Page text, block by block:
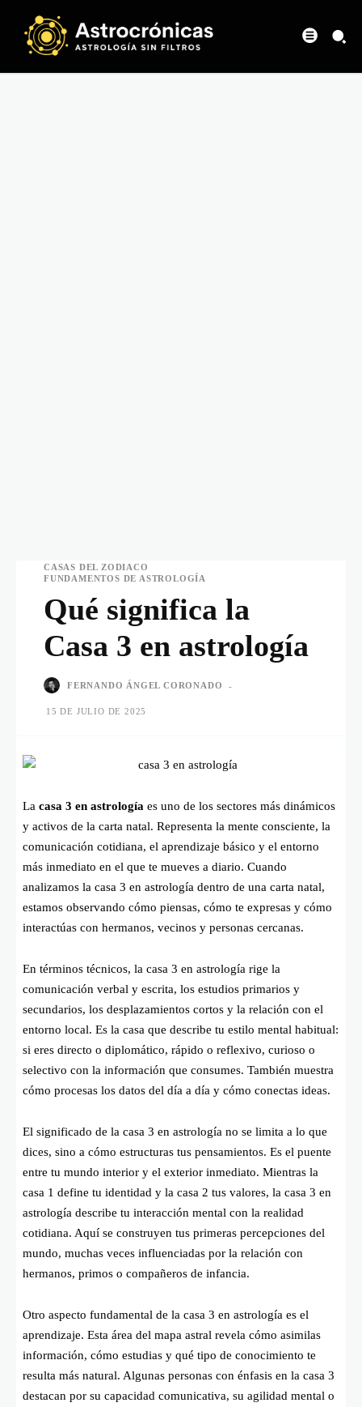
CASAS DEL ZODIACO
FUNDAMENTOS DE ASTROLOGÍA
Qué significa la
Casa 3 en astrología
FERNANDO ÁNGEL CORONADO -
15 DE JULIO DE 2025
La casa 3 en astrología es uno de los sectores más dinámicos
y activos de la carta natal. Representa la mente consciente, la
comunicación cotidiana, el aprendizaje básico y el entorno
más inmediato en el que te mueves a diario. Cuando
analizamos la casa 3 en astrología dentro de una carta natal,
estamos observando cómo piensas, cómo te expresas y cómo
interactúas con hermanos, vecinos y personas cercanas.
En términos técnicos, la casa 3 en astrología rige la
comunicación verbal y escrita, los estudios primarios y
secundarios, los desplazamientos cortos y la relación con el
entorno local. Es la casa que describe tu estilo mental habitual:
si eres directo o diplomático, rápido o reflexivo, curioso o
selectivo con la información que consumes. También muestra
cómo procesas los datos del día a día y cómo conectas ideas.
El significado de la casa 3 en astrología no se limita a lo que
dices, sino a cómo estructuras tus pensamientos. Es el puente
entre tu mundo interior y el exterior inmediato. Mientras la
casa 1 define tu identidad y la casa 2 tus valores, la casa 3 en
astrología describe tu interacción mental con la realidad
cotidiana. Aquí se construyen tus primeras percepciones del
mundo, muchas veces influenciadas por la relación con
hermanos, primos o compañeros de infancia.
Otro aspecto fundamental de la casa 3 en astrología es el
aprendizaje. Esta área del mapa astral revela cómo asimilas
información, cómo estudias y qué tipo de conocimiento te
resulta más natural. Algunas personas con énfasis en la casa 3
destacan por su capacidad comunicativa, su agilidad mental o